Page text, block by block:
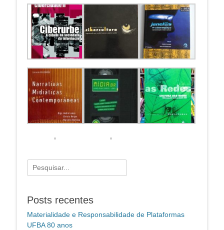
Pesquisar
por:
Posts recentes
Materialidade e Responsabilidade de Plataformas
UFBA 80 anos